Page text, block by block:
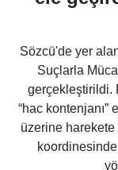
Sözcü'de yer
Suçlarla
gerçekleştirildi.
“hac kontenjanı”
üzerine harekete